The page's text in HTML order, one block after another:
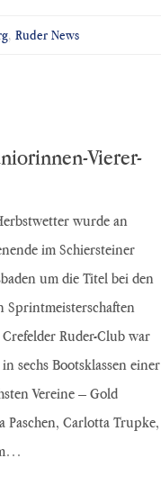
,Ruder News
Vierer-
wurde an
im Schiersteiner
um die Titel bei den
Sprintmeisterschaften
Ruder-Club war
sechs Bootsklassen einer
Vereine – Gold
Paschen, Carlotta Trupke,